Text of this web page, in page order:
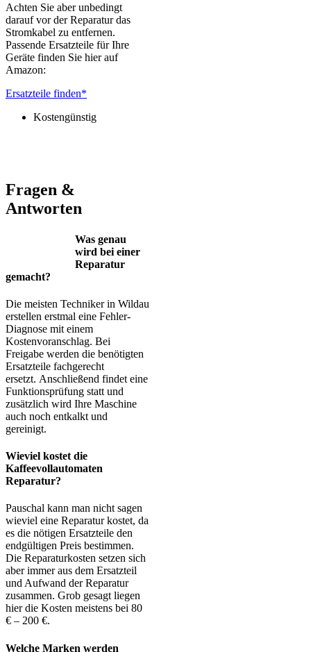
Achten Sie aber unbedingt
darauf vor der Reparatur das
Stromkabel zu entfernen.
Passende Ersatzteile für Ihre
Geräte finden Sie hier auf
Amazon:
Ersatzteile finden*
Kostengünstig
Fragen &
Antworten
Was genau
wird bei einer
Reparatur
gemacht?
Die meisten Techniker in Wildau
erstellen erstmal eine Fehler-
Diagnose mit einem
Kostenvoranschlag. Bei
Freigabe werden die benötigten
Ersatzteile fachgerecht
ersetzt. Anschließend findet eine
Funktionsprüfung statt und
zusätzlich wird Ihre Maschine
auch noch entkalkt und
gereinigt.
Wieviel kostet die
Kaffeevollautomaten
Reparatur?
Pauschal kann man nicht sagen
wieviel eine Reparatur kostet, da
es die nötigen Ersatzteile den
endgültigen Preis bestimmen.
Die Reparaturkosten setzen sich
aber immer aus dem Ersatzteil
und Aufwand der Reparatur
zusammen. Grob gesagt liegen
hier die Kosten meistens bei 80
€ – 200 €.
Welche Marken werden